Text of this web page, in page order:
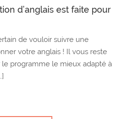
d’anglais est faite pour
de vouloir suivre une
votre anglais ! Il vous reste
programme le mieux adapté à